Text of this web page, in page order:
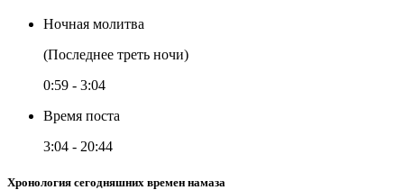
Ночная молитва
(Последнее треть ночи)
0:59 - 3:04
Время поста
3:04 - 20:44
Хронология сегодняшних времен намаза